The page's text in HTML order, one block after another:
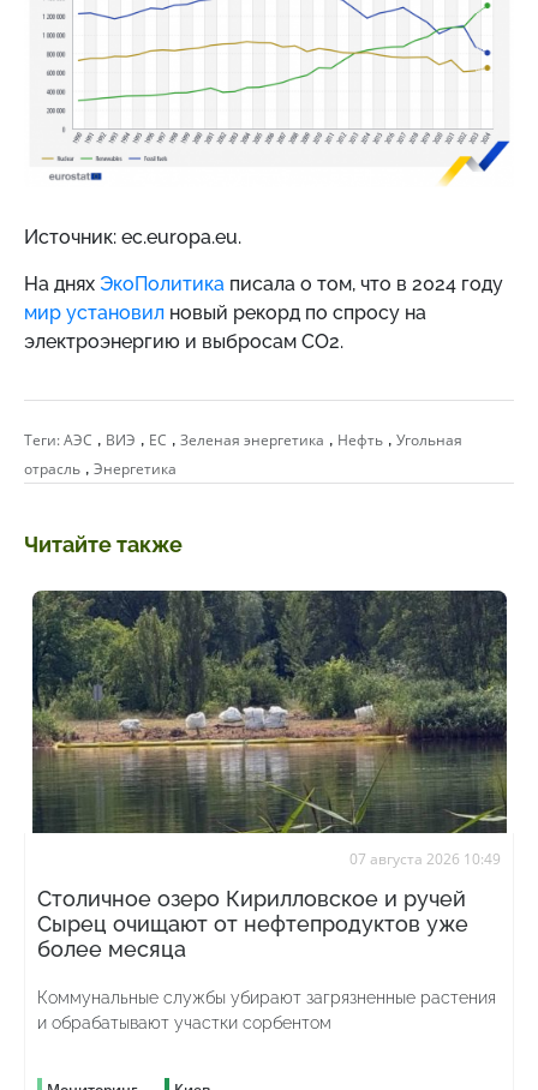
Источник: ec.europa.eu.
На днях ЭкоПолитика писала о том, что в 2024 году
мир установил новый рекорд по спросу на
электроэнергию и выбросам СО2.
Теги:АЭС , ВИЭ , ЕС , Зеленая энергетика , Нефть , Угольная
отрасль , Энергетика
Читайте также
07 августа 2026 10:49
Столичное озеро Кирилловское и ручей
Сырец очищают от нефтепродуктов уже
более месяца
Коммунальные службы убирают загрязненные растения
и обрабатывают участки сорбентом